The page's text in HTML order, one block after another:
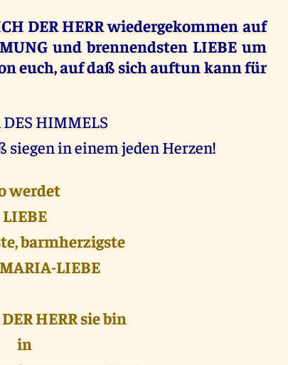
DER HERR wiedergekommen auf
und brennendsten LIEBE um
euch, auf daß sich auftun kann für
DES HIMMELS
siegen in einem jeden Herzen!
werdet
LIEBE
barmherzigste
LIEBE
HERR sie bin
in